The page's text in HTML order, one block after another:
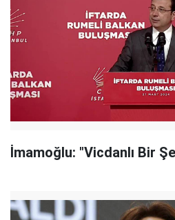
İmamoğlu: "Vicdanlı Bir